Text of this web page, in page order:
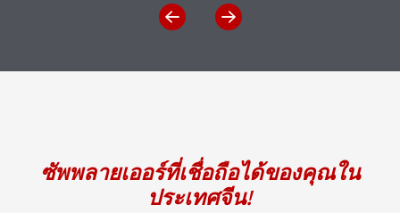
ซัพพลายเออร์ที่เชื่อถือได้ของคุณใน
ประเทศจีน!